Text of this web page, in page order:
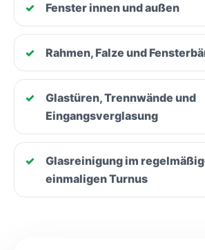
Fenster innen und außen
Rahmen, Falze und
Glastüren, Trennwände und
Eingangsverglasung
Glasreinigung im
einmaligen Turnus